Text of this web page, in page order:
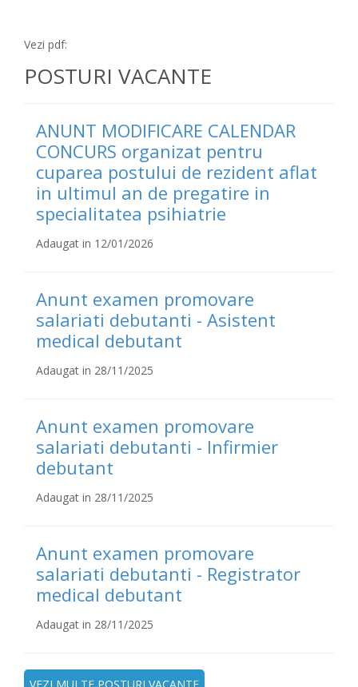
Vezi pdf:
POSTURI VACANTE
ANUNT MODIFICARE CALENDAR
CONCURS organizat pentru
cuparea postului de rezident aflat
in ultimul an de pregatire in
specialitatea psihiatrie
Adaugat in 12/01/2026
Anunt examen promovare
salariati debutanti - Asistent
medical debutant
Adaugat in 28/11/2025
Anunt examen promovare
salariati debutanti - Infirmier
debutant
Adaugat in 28/11/2025
Anunt examen promovare
salariati debutanti - Registrator
medical debutant
Adaugat in 28/11/2025